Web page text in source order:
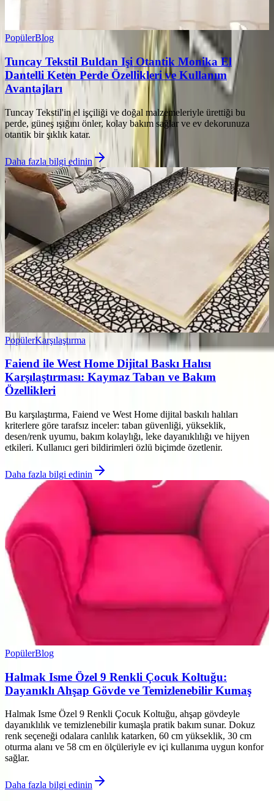
PopülerBlog
Tuncay Tekstil Buldan Işi Otantik Monika El
Dantelli Keten Perde Özellikleri ve Kullanım
Avantajları
Tuncay Tekstil'in el işçiliği ve doğal malzemeleriyle ürettiği bu
perde, güneş ışığını önler, kolay bakım sağlar ve ev dekorunuza
otantik bir şıklık katar.
Daha fazla bilgi edinin
PopülerKarşılaştırma
Faiend ile West Home Dijital Baskı Halısı
Karşılaştırması: Kaymaz Taban ve Bakım
Özellikleri
Bu karşılaştırma, Faiend ve West Home dijital baskılı halıları
kriterlere göre tarafsız inceler: taban güvenliği, yükseklik,
desen/renk uyumu, bakım kolaylığı, leke dayanıklılığı ve hijyen
etkileri. Kullanıcı geri bildirimleri özlü biçimde özetlenir.
Daha fazla bilgi edinin
PopülerBlog
Halmak Isme Özel 9 Renkli Çocuk Koltuğu:
Dayanıklı Ahşap Gövde ve Temizlenebilir Kumaş
Halmak Isme Özel 9 Renkli Çocuk Koltuğu, ahşap gövdeyle
dayanıklılık ve temizlenebilir kumaşla pratik bakım sunar. Dokuz
renk seçeneği odalara canlılık katarken, 60 cm yükseklik, 30 cm
oturma alanı ve 58 cm en ölçüleriyle ev içi kullanıma uygun konfor
sağlar.
Daha fazla bilgi edinin